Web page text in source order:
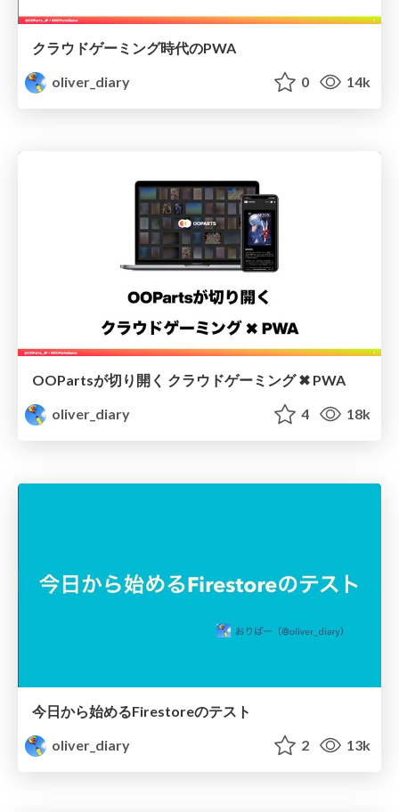
クラウドゲーミング時代のPWA
oliver_diary
0 14k
OOPartsが切り開く クラウドゲーミング ✖︎ PWA
oliver_diary
4 18k
今日から始めるFirestoreのテスト
oliver_diary
2 13k